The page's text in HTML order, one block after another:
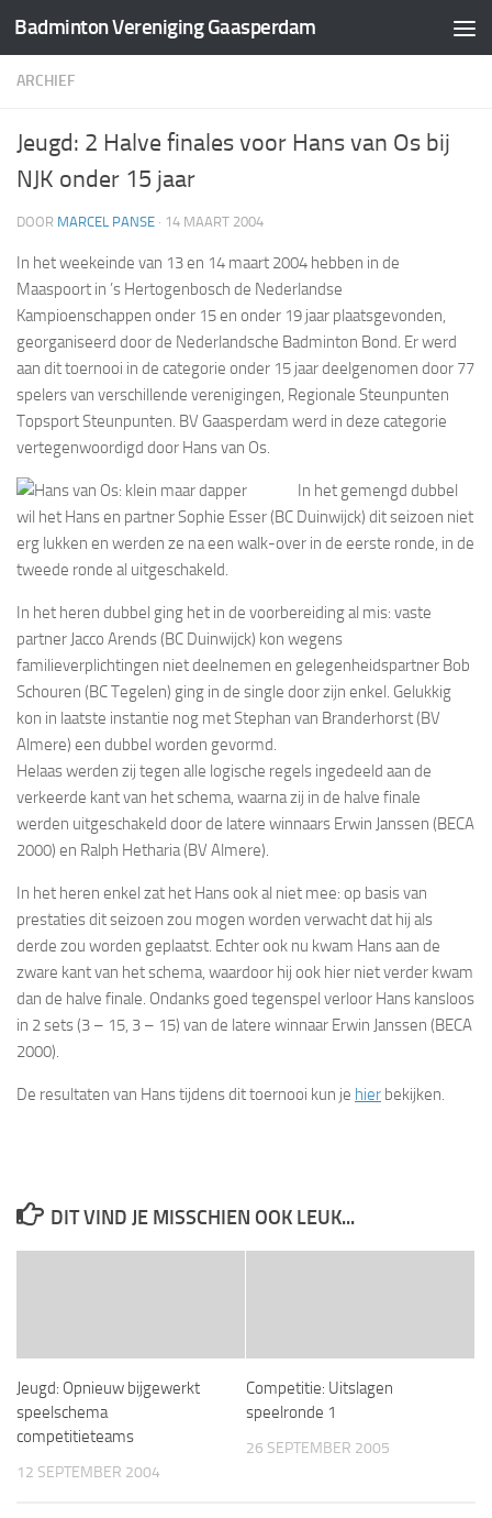
Doorgaan naar inhoud
Badminton Vereniging Gaasperdam
ARCHIEF
Jeugd: 2 Halve finales voor Hans van Os bij
NJK onder 15 jaar
DOOR MARCEL PANSE · 14 MAART 2004
In het weekeinde van 13 en 14 maart 2004 hebben in de
Maaspoort in ’s Hertogenbosch de Nederlandse
Kampioenschappen onder 15 en onder 19 jaar plaatsgevonden,
georganiseerd door de Nederlandsche Badminton Bond. Er werd
aan dit toernooi in de categorie onder 15 jaar deelgenomen door 77
spelers van verschillende verenigingen, Regionale Steunpunten
Topsport Steunpunten. BV Gaasperdam werd in deze categorie
vertegenwoordigd door Hans van Os.
In het gemengd dubbel
wil het Hans en partner Sophie Esser (BC Duinwijck) dit seizoen niet
erg lukken en werden ze na een walk-over in de eerste ronde, in de
tweede ronde al uitgeschakeld.
In het heren dubbel ging het in de voorbereiding al mis: vaste
partner Jacco Arends (BC Duinwijck) kon wegens
familieverplichtingen niet deelnemen en gelegenheidspartner Bob
Schouren (BC Tegelen) ging in de single door zijn enkel. Gelukkig
kon in laatste instantie nog met Stephan van Branderhorst (BV
Almere) een dubbel worden gevormd.
Helaas werden zij tegen alle logische regels ingedeeld aan de
verkeerde kant van het schema, waarna zij in de halve finale
werden uitgeschakeld door de latere winnaars Erwin Janssen (BECA
2000) en Ralph Hetharia (BV Almere).
In het heren enkel zat het Hans ook al niet mee: op basis van
prestaties dit seizoen zou mogen worden verwacht dat hij als
derde zou worden geplaatst. Echter ook nu kwam Hans aan de
zware kant van het schema, waardoor hij ook hier niet verder kwam
dan de halve finale. Ondanks goed tegenspel verloor Hans kansloos
in 2 sets (3 – 15, 3 – 15) van de latere winnaar Erwin Janssen (BECA
2000).
De resultaten van Hans tijdens dit toernooi kun je hier bekijken.
DIT VIND JE MISSCHIEN OOK LEUK...
Jeugd: Opnieuw bijgewerkt
speelschema
competitieteams
12 SEPTEMBER 2004
Competitie: Uitslagen
speelronde 1
26 SEPTEMBER 2005